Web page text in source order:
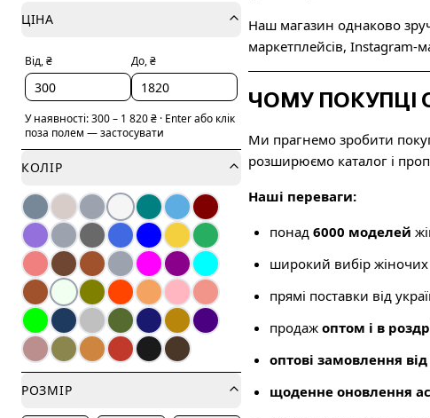
ЦІНА
Від, ₴ До, ₴
У наявності:300– 1 820₴ · Enter або клік
поза полем — застосувати
КОЛІР
РОЗМІР
Наш магазин однаково
маркетплейсів, Instagram-
ЧОМУ ПОКУПЦІ
Ми прагнемо зробити
розширюємо каталог і
Наші переваги:
понад 6000 моделей
широкий вибір жіночих
прямі поставки від
продаж оптом і в
оптові замовлення
щоденне оновлення